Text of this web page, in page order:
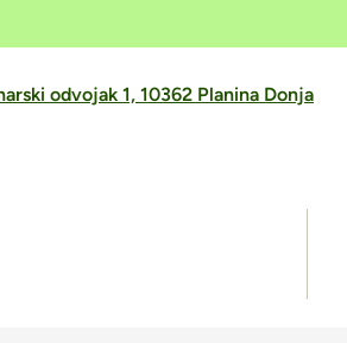
odvojak 1, 10362 Planina Donja